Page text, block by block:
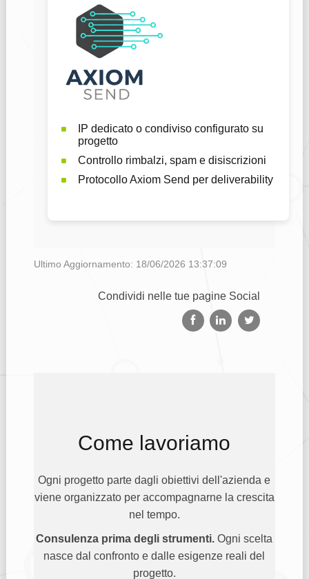
IP dedicato o condiviso configurato su
progetto
Controllo rimbalzi, spam e disiscrizioni
Protocollo Axiom Send per deliverability
Ultimo Aggiornamento: 18/06/2026 13:37:09
Condividi nelle tue pagine Social
Come lavoriamo
Ogni progetto parte dagli obiettivi dell'azienda e
viene organizzato per accompagnarne la crescita
nel tempo.
Consulenza prima degli strumenti. Ogni scelta
nasce dal confronto e dalle esigenze reali del
progetto.